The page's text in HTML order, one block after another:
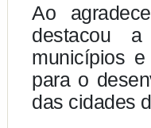
Ao
destacou
municípios
para o
das cidades